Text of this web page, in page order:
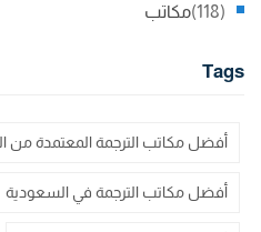
مكاتب (118)
Tags
أفضل مكاتب الترجمة المعتمدة من
أفضل مكاتب الترجمة في السعودية